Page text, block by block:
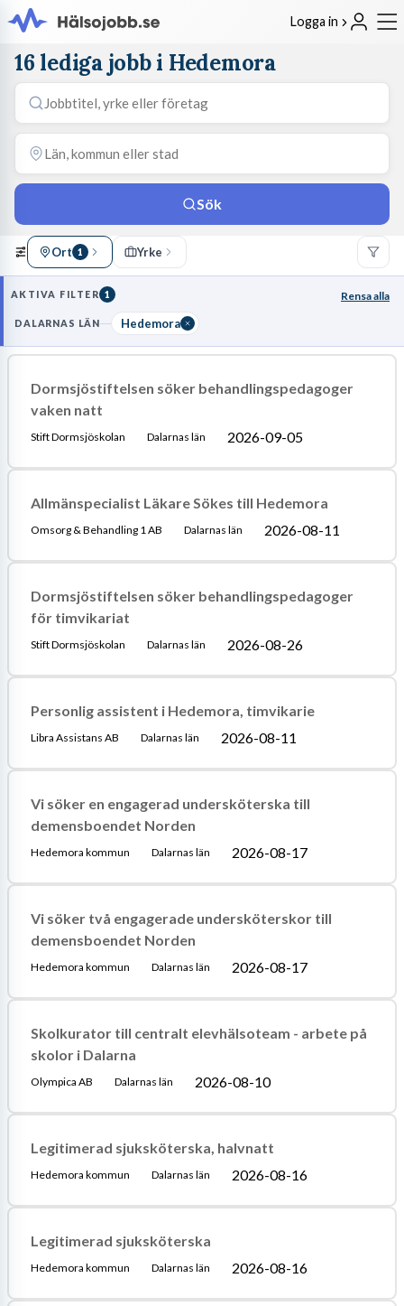
Logga in
16 lediga jobb i Hedemora
Sök
Ort 1 Yrke
AKTIVA FILTER 1 Rensa alla
DALARNAS LÄN Hedemora
Dormsjöstiftelsen söker behandlingspedagoger
vaken natt
Stift Dormsjöskolan Dalarnas län 2026-09-05
Allmänspecialist Läkare Sökes till Hedemora
Omsorg & Behandling 1 AB Dalarnas län 2026-08-11
Dormsjöstiftelsen söker behandlingspedagoger
för timvikariat
Stift Dormsjöskolan Dalarnas län 2026-08-26
Personlig assistent i Hedemora, timvikarie
Libra Assistans AB Dalarnas län 2026-08-11
Vi söker en engagerad undersköterska till
demensboendet Norden
Hedemora kommun Dalarnas län 2026-08-17
Vi söker två engagerade undersköterskor till
demensboendet Norden
Hedemora kommun Dalarnas län 2026-08-17
Skolkurator till centralt elevhälsoteam - arbete på
skolor i Dalarna
Olympica AB Dalarnas län 2026-08-10
Legitimerad sjuksköterska, halvnatt
Hedemora kommun Dalarnas län 2026-08-16
Legitimerad sjuksköterska
Hedemora kommun Dalarnas län 2026-08-16